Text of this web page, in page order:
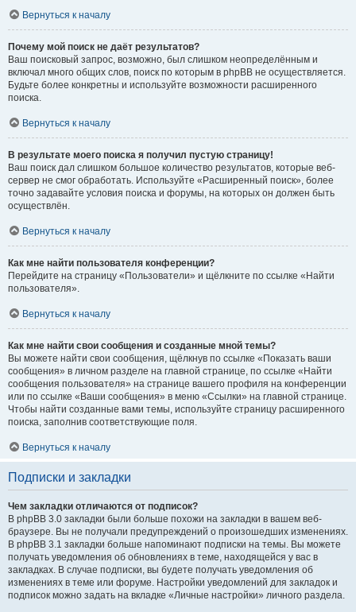
Вернуться к началу
Почему мой поиск не даёт результатов?
Ваш поисковый запрос, возможно, был слишком неопределённым и
включал много общих слов, поиск по которым в phpBB не осуществляется.
Будьте более конкретны и используйте возможности расширенного
поиска.
Вернуться к началу
В результате моего поиска я получил пустую страницу!
Ваш поиск дал слишком большое количество результатов, которые веб-
сервер не смог обработать. Используйте «Расширенный поиск», более
точно задавайте условия поиска и форумы, на которых он должен быть
осуществлён.
Вернуться к началу
Как мне найти пользователя конференции?
Перейдите на страницу «Пользователи» и щёлкните по ссылке «Найти
пользователя».
Вернуться к началу
Как мне найти свои сообщения и созданные мной темы?
Вы можете найти свои сообщения, щёлкнув по ссылке «Показать ваши
сообщения» в личном разделе на главной странице, по ссылке «Найти
сообщения пользователя» на странице вашего профиля на конференции
или по ссылке «Ваши сообщения» в меню «Ссылки» на главной странице.
Чтобы найти созданные вами темы, используйте страницу расширенного
поиска, заполнив соответствующие поля.
Вернуться к началу
Подписки и закладки
Чем закладки отличаются от подписок?
В phpBB 3.0 закладки были больше похожи на закладки в вашем веб-
браузере. Вы не получали предупреждений о произошедших изменениях.
В phpBB 3.1 закладки больше напоминают подписки на темы. Вы можете
получать уведомления об обновлениях в теме, находящейся у вас в
закладках. В случае подписки, вы будете получать уведомления об
изменениях в теме или форуме. Настройки уведомлений для закладок и
подписок можно задать на вкладке «Личные настройки» личного раздела.